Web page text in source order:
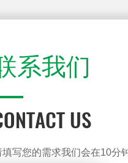
系我们
US
填写您的需求我们会在10分